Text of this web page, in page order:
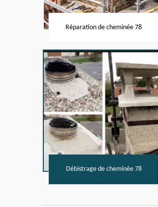
Réparation de cheminée 78
Débistrage de cheminée 78